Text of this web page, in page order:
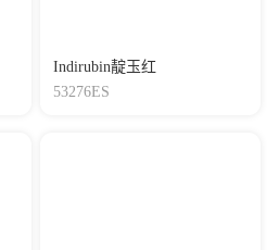
Indirubin靛玉红
53276ES